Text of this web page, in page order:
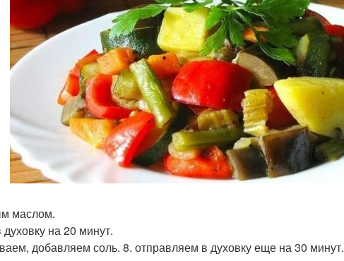
маслом.
на 20 минут.
добавляем соль. 8. отправляем в духовку еще на 30 минут.